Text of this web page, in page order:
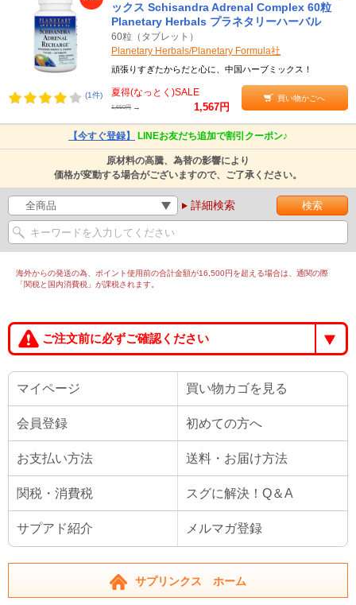
(1件)
ックス Schisandra Adrenal Complex 60粒
Planetary Herbals プラネタリーハーバル
60粒（タブレット）
Planetary Herbals/Planetary Formula社
頑張りすぎたからだと心に、中国ハーブミックス！
夏得(なっとく)SALE
1,650円 → 1,567円
買い物かごへ
【今すぐ登録】 LINEお友だち追加で割引クーポン♪
原材料の高騰、為替の影響により
価格が変動する場合がございますので、ご了承ください。
詳細検索
海外からの発送の為、ポイント使用前の合計金額が16,500円を超える場合は、通関の際
「関税と国内消費税」が課税されます。
ご注文前に必ずご確認ください
マイページ 買い物カゴを見る
会員登録 初めての方へ
お支払い方法 送料・お届け方法
関税・消費税 スグに解決！Q＆A
サプアド紹介 メルマガ登録
サプリンクス ホーム